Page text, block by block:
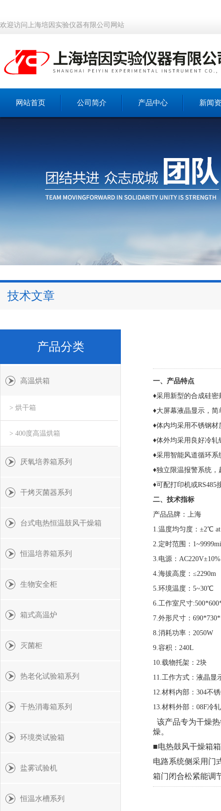
欢迎访问上海培因实验仪器有限公司网站
网站首页 公司简介 产品中心 新闻
技术文章
一、产品特点
♦采用新型的合成硅
♦大屏幕液晶显示，
♦体内均采用不锈钢
♦体外均采用良好冷
♦采用智能风道循环
♦独立限温报警系统
♦可配打印机或
二、 技术指标
产品品牌： 上海
1.温度均匀度：±2℃
2.定时范围：
3.电源：
4.海拔高度
5.环境温度
6.工作室尺寸
7.外形尺寸：
8.消耗功率：2050W
9.容积：240L
10.载物托架：2块
11.工作方式：液晶显
12.材料内部：304不
13.材料外部：08F冷
该产品专为干燥
燥。
■电热鼓风干燥箱
电路系统侧采用门
箱门闭合松紧能调
产品分类
高温烘箱
> 烘干箱
> 400度高温烘箱
厌氧培养箱系列
干烤灭菌器系列
台式电热恒温鼓风干燥箱
恒温培养箱系列
生物安全柜
箱式高温炉
灭菌柜
热老化试验箱系列
干热消毒箱系列
环境类试验箱
盐雾试验机
恒温水槽系列